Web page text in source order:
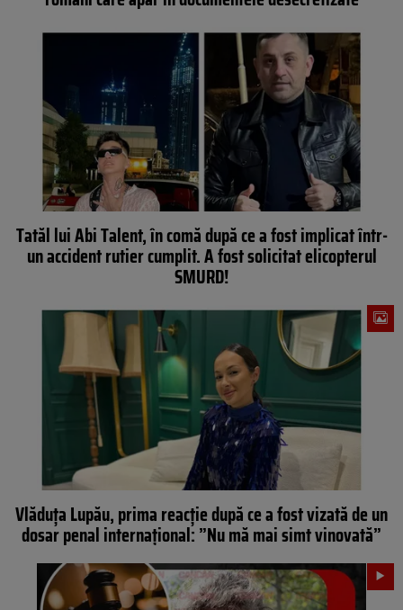
Tatăl lui Abi Talent, în comă după ce a fost implicat într-
un accident rutier cumplit. A fost solicitat elicopterul
SMURD!
Vlăduța Lupău, prima reacție după ce a fost vizată de un
dosar penal internațional: ”Nu mă mai simt vinovată”